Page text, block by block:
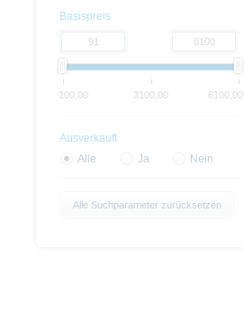
Basispreis
100,00 3100,00 6100,00
Ausverkauft
Alle
Ja Nein
Alle Suchparameter zurücksetzen